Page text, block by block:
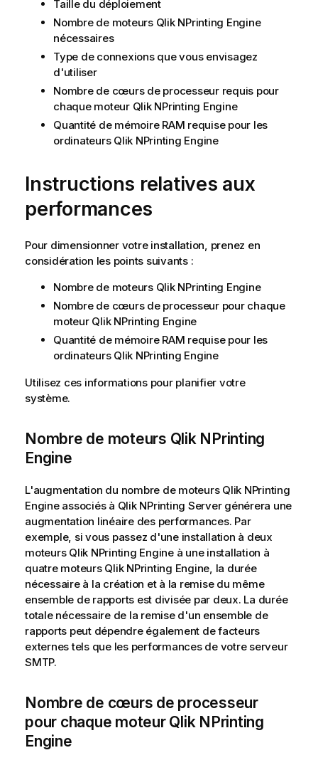
Taille du déploiement
Nombre de moteurs Qlik NPrinting Engine
nécessaires
Type de connexions que vous envisagez
d'utiliser
Nombre de cœurs de processeur requis pour
chaque moteur Qlik NPrinting Engine
Quantité de mémoire RAM requise pour les
ordinateurs Qlik NPrinting Engine
Instructions relatives aux
performances
Pour dimensionner votre installation, prenez en
considération les points suivants :
Nombre de moteurs Qlik NPrinting Engine
Nombre de cœurs de processeur pour chaque
moteur Qlik NPrinting Engine
Quantité de mémoire RAM requise pour les
ordinateurs Qlik NPrinting Engine
Utilisez ces informations pour planifier votre
système.
Nombre de moteurs Qlik NPrinting
Engine
L'augmentation du nombre de moteurs Qlik NPrinting
Engineassociés à Qlik NPrinting Servergénérera une
augmentation linéaire des performances. Par
exemple, si vous passez d'une installation à deux
moteurs Qlik NPrinting Engineà une installation à
quatre moteurs Qlik NPrinting Engine , la durée
nécessaire à la création et à la remise du même
ensemble de rapports est divisée par deux. La durée
totale nécessaire de la remise d'un ensemble de
rapports peut dépendre également de facteurs
externes tels que les performances de votre serveur
SMTP.
Nombre de cœurs de processeur
pour chaque moteur Qlik NPrinting
Engine